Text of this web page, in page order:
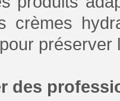
crèmes
préserver
des